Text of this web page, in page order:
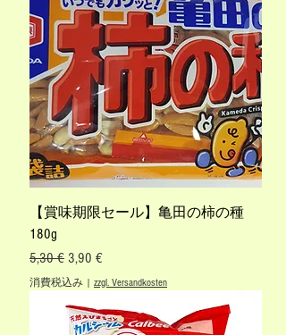
【賞味期限セール】亀田の柿の種
180g
通常価格
5,30 € セール価格
3,90 €
消費税込み | zzgl. Versandkosten